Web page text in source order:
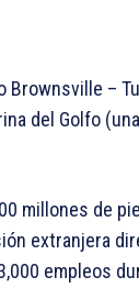
–
del Golfo
millones de
extranjera
empleos